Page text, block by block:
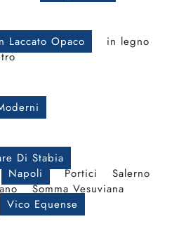
Laccato Opaco
in legno
Di Stabia
Napoli Portici
Salerno
Somma Vesuviana
Vico Equense